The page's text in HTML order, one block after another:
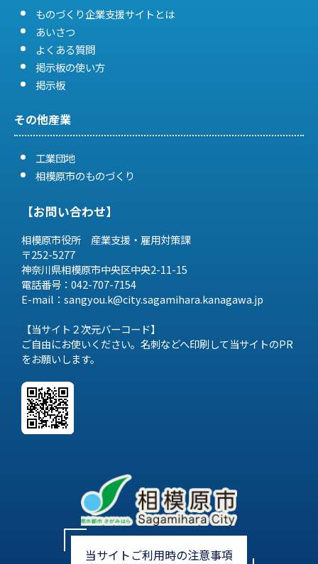
ものづくり企業支援サイトとは
あいさつ
よくある質問
掲示板の使い方
掲示板
その他産業
工業団地
相模原市のものづくり
【お問い合わせ】
相模原市役所 産業支援・雇用対策課
〒252-5277
神奈川県相模原市中央区中央2-11-15
電話番号：042-707-7154
E-mail：sangyou.k@city.sagamihara.kanagawa.jp
【当サイト２次元バーコード】
ご自由にお使いください。名刺などへ印刷して当サイトのPR
をお願いします。
当サイトご利用時の注意事項